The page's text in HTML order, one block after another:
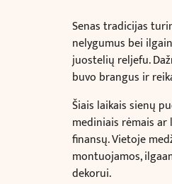
Senas tradicijas
nelygumus bei
juostelių reljefu.
buvo brangus ir
Šiais laikais sienų
mediniais rėmais
finansų. Vietoje
montuojamos,
dekorui.